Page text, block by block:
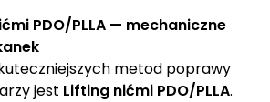
PDO/PLLA — mechaniczne
metod poprawy
jest Lifting nićmi PDO/PLLA.